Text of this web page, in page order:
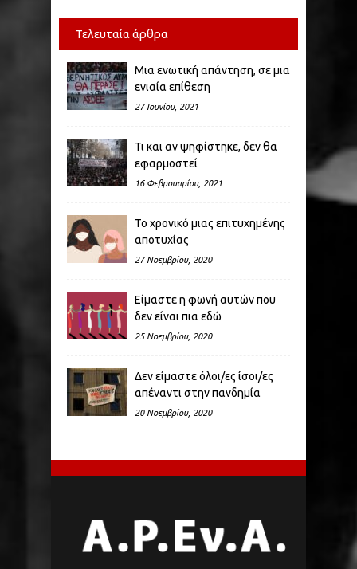
Τελευταία άρθρα
Μια ενωτική απάντηση, σε μια
ενιαία επίθεση
27 Ιουνίου, 2021
Τι και αν ψηφίστηκε, δεν θα
εφαρμοστεί
16 Φεβρουαρίου, 2021
Το χρονικό μιας επιτυχημένης
αποτυχίας
27 Νοεμβρίου, 2020
Είμαστε η φωνή αυτών που
δεν είναι πια εδώ
25 Νοεμβρίου, 2020
Δεν είμαστε όλοι/ες ίσοι/ες
απέναντι στην πανδημία
20 Νοεμβρίου, 2020